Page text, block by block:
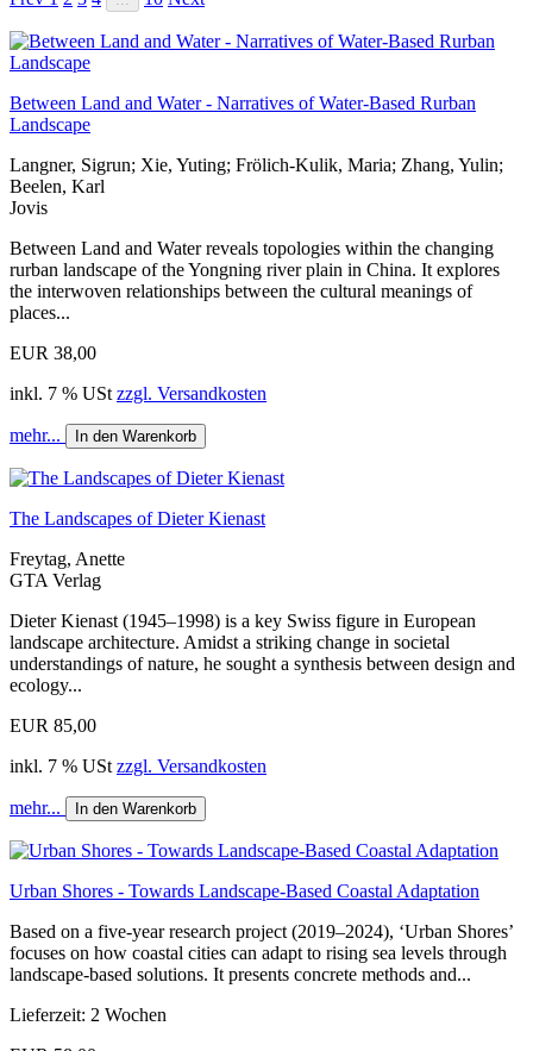
Between Land and Water - Narratives of Water-Based Rurban
Landscape
Langner, Sigrun; Xie, Yuting; Frölich-Kulik, Maria; Zhang, Yulin;
Beelen, Karl
Jovis
Between Land and Water reveals topologies within the changing
rurban landscape of the Yongning river plain in China. It explores
the interwoven relationships between the cultural meanings of
places...
EUR 38,00
inkl. 7 % USt zzgl. Versandkosten
mehr... In den Warenkorb
The Landscapes of Dieter Kienast
Freytag, Anette
GTA Verlag
Dieter Kienast (1945–1998) is a key Swiss figure in European
landscape architecture. Amidst a striking change in societal
understandings of nature, he sought a synthesis between design and
ecology...
EUR 85,00
inkl. 7 % USt zzgl. Versandkosten
mehr... In den Warenkorb
Urban Shores - Towards Landscape-Based Coastal Adaptation
Based on a five-year research project (2019–2024), ‘Urban Shores’
focuses on how coastal cities can adapt to rising sea levels through
landscape-based solutions. It presents concrete methods and...
Lieferzeit: 2 Wochen